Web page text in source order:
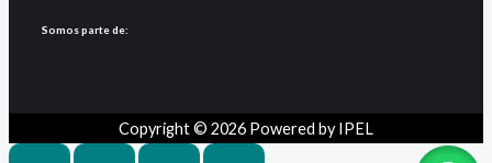
Somos parte de:
Copyright © 2026 Powered by IPEL